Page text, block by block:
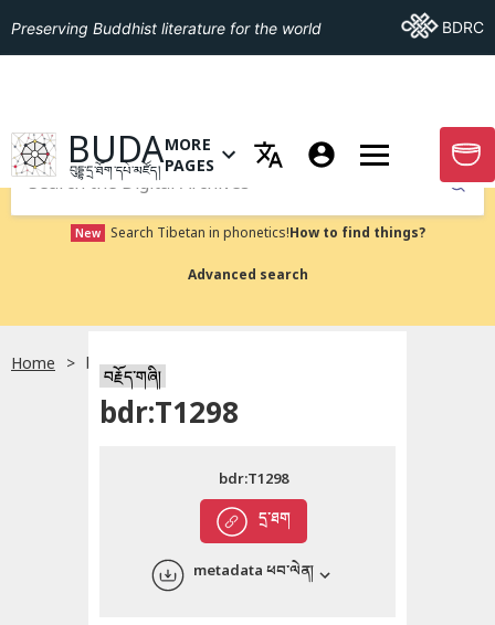
English
Preserving Buddhist literature for the world Go ToBDRC
GO TO HOMEPAGE
BUDA
བུདྡྷ་དྲ་ཐོག་དཔེ་མཛོད།
OPEN MENU OF MORE PAGES
MORE
PAGES
GO
Submit
New Search Tibetan in phonetics!How to find things?
Advanced search
Home bdr:T1298
བརྗོད་གཞི།
bdr:T1298
དྲ་ཐག
bdr:T1298
metadata ཕབ་ལེན།